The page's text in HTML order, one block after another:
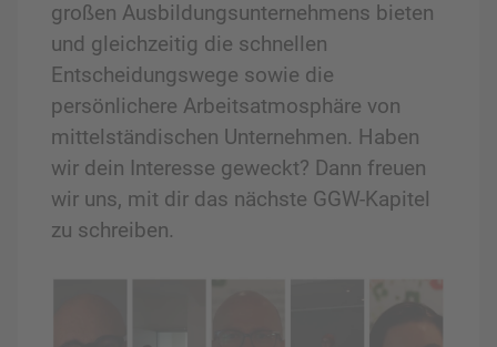
großen Ausbildungsunternehmens bieten
und gleichzeitig die schnellen
Entscheidungswege sowie die
persönlichere Arbeitsatmosphäre von
mittelständischen Unternehmen. Haben
wir dein Interesse geweckt? Dann freuen
wir uns, mit dir das nächste GGW-Kapitel
zu schreiben.